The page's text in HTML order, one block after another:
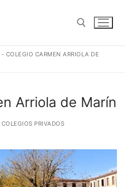
- COLEGIO CARMEN ARRIOLA DE
Arriola de Marín
COLEGIOS PRIVADOS